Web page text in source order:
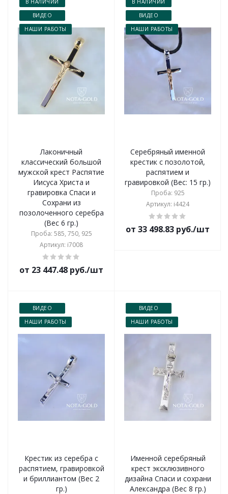
В НАЛИЧИИ
ВИДЕО
НАШИ РАБОТЫ
Лаконичный
классический большой
мужской крест Распятие
Иисуса Христа и
гравировка Спаси и
Сохрани из
позолоченного серебра
(Вес 6 гр.)
Проба: 585, 750, 925
Артикул: i7008
от 23 447.48 руб./шт
В НАЛИЧИИ
ВИДЕО
НАШИ РАБОТЫ
Серебряный именной
крестик с позолотой,
распятием и
гравировкой (Вес: 15 гр.)
Проба: 925
Артикул: i4424
от 33 498.83 руб./шт
ВИДЕО
НАШИ РАБОТЫ
Крестик из серебра с
распятием, гравировкой
и бриллиантом (Вес 2
гр.)
ВИДЕО
НАШИ РАБОТЫ
Именной серебряный
крест эксклюзивного
дизайна Спаси и сохрани
Александра (Вес 8 гр.)